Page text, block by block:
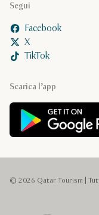
Scarica l’app
Segui
Facebook
X
TikTok
© 2026 Qatar Tourism |